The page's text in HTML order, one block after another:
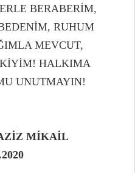
BERABERİM,
RUHUM
MEVCUT,
HALKIMA
UNUTMAYIN!
MİKAİL